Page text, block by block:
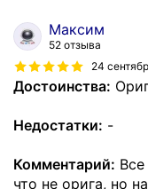
Максим
52 отзыва
24
Достоинства:
Недостатки: -
Комментарий:
что не орига, но